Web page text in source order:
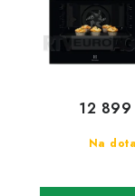
Na
12 899